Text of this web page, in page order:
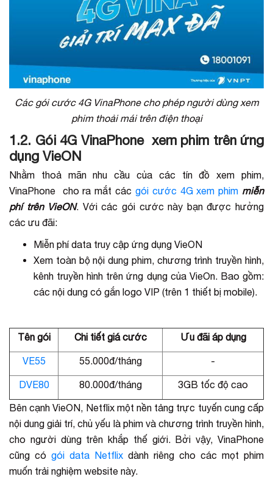
Các gói cước 4G VinaPhone cho phép người dùng xem
phim thoải mái trên điện thoại
1.2. Gói 4G VinaPhone xem phim trên ứng
dụng VieON
Nhằm thoả mãn nhu cầu của các tín đồ xem phim,
VinaPhone cho ra mắt các gói cước 4G xem phim miễn
phí trên VieON. Với các gói cước này bạn được hưởng
các ưu đãi:
Miễn phí data truy cập ứng dụng VieON
Xem toàn bộ nội dung phim, chương trình truyền hình,
kênh truyền hình trên ứng dụng của VieOn. Bao gồm:
các nội dung có gắn logo VIP (trên 1 thiết bị mobile).
Tên gói Chi tiết giá cước Ưu đãi áp dụng
VE55 55.000đ/tháng -
DVE80 80.000đ/tháng 3GB tốc độ cao
Bên cạnh VieON, Netflix một nền tảng trực tuyến cung cấp
nội dung giải trí, chủ yếu là phim và chương trình truyền hình,
cho người dùng trên khắp thế giới. Bởi vậy, VinaPhone
cũng có gói data Netflix dành riêng cho các mọt phim
muốn trải nghiệm website này.